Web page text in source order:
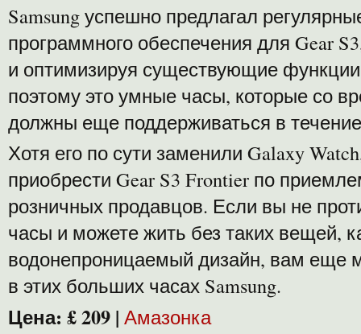
Samsung успешно предлагал
программного обеспечения для Gear
и оптимизируя существующие
поэтому это умные часы, которые со
должны еще поддерживаться в
Хотя его по сути заменили Galaxy
приобрести Gear S3 Frontier по
розничных продавцов. Если вы не
часы и можете жить без таких вещей,
водонепроницаемый дизайн, вам еще
в этих больших часах Samsung.
Цена: £ 209 | Амазонка